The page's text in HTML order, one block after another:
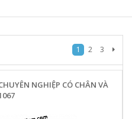
1 2 3
NGHIỆP CÓ CHÂN VÀ